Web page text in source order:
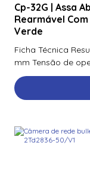
Cp-32G | Assa
Rearmável
Verde
Ficha Técnica
mm Tensão de